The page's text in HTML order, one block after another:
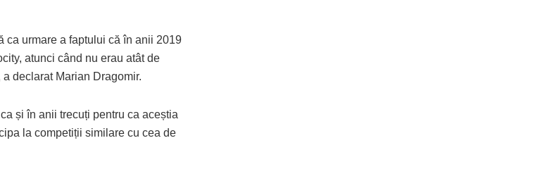
ca urmare a faptului că în anii 2019
atunci când nu erau atât de
declarat Marian Dragomir.
și în anii trecuți pentru ca aceștia
la competiții similare cu cea de